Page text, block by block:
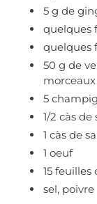
5 g de
quelques
quelques
50 g de
morceaux
5
1/2 càs de
1 càs de
1 oeuf
15 feuilles
sel, poivre